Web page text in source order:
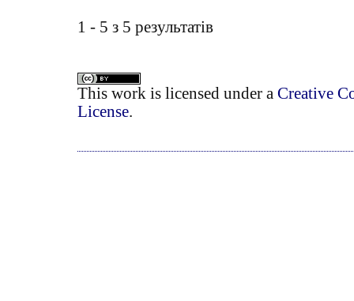
1 - 5 з 5 результатів
This work is licensed under a Creative
License.